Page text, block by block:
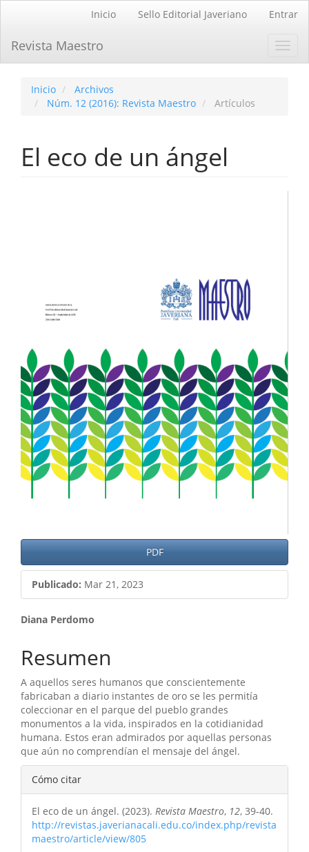
principal
Barra
Inicio Sello Editorial Javeriano Entrar
Revista Maestro
Inicio
Archivos
Núm. 12 (2016): Revista Maestro
Artículos
El eco de un ángel
PDF
Publicado: Mar 21, 2023
Contenido
principal
del
artículo
Diana Perdomo
Resumen
A aquellos seres humanos que conscientemente
fabricaban a diario instantes de oro se les permitía
coleccionar en el parque del pueblo grandes
monumentos a la vida, inspirados en la cotidianidad
humana. Estos eran admirados por aquellas personas
que aún no comprendían el mensaje del ángel.
Detalles
del
artículo
Cómo citar
El eco de un ángel. (2023). Revista Maestro, 12, 39-40.
http://revistas.javerianacali.edu.co/index.php/revista
maestro/article/view/805